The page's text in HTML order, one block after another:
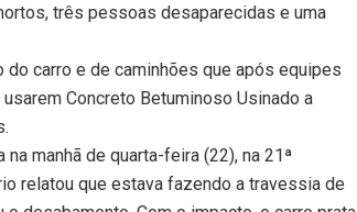
três pessoas desaparecidas e uma
carro e de caminhões que após equipes
Concreto Betuminoso Usinado a
manhã de quarta-feira (22), na 21ª
relatou que estava fazendo a travessia de